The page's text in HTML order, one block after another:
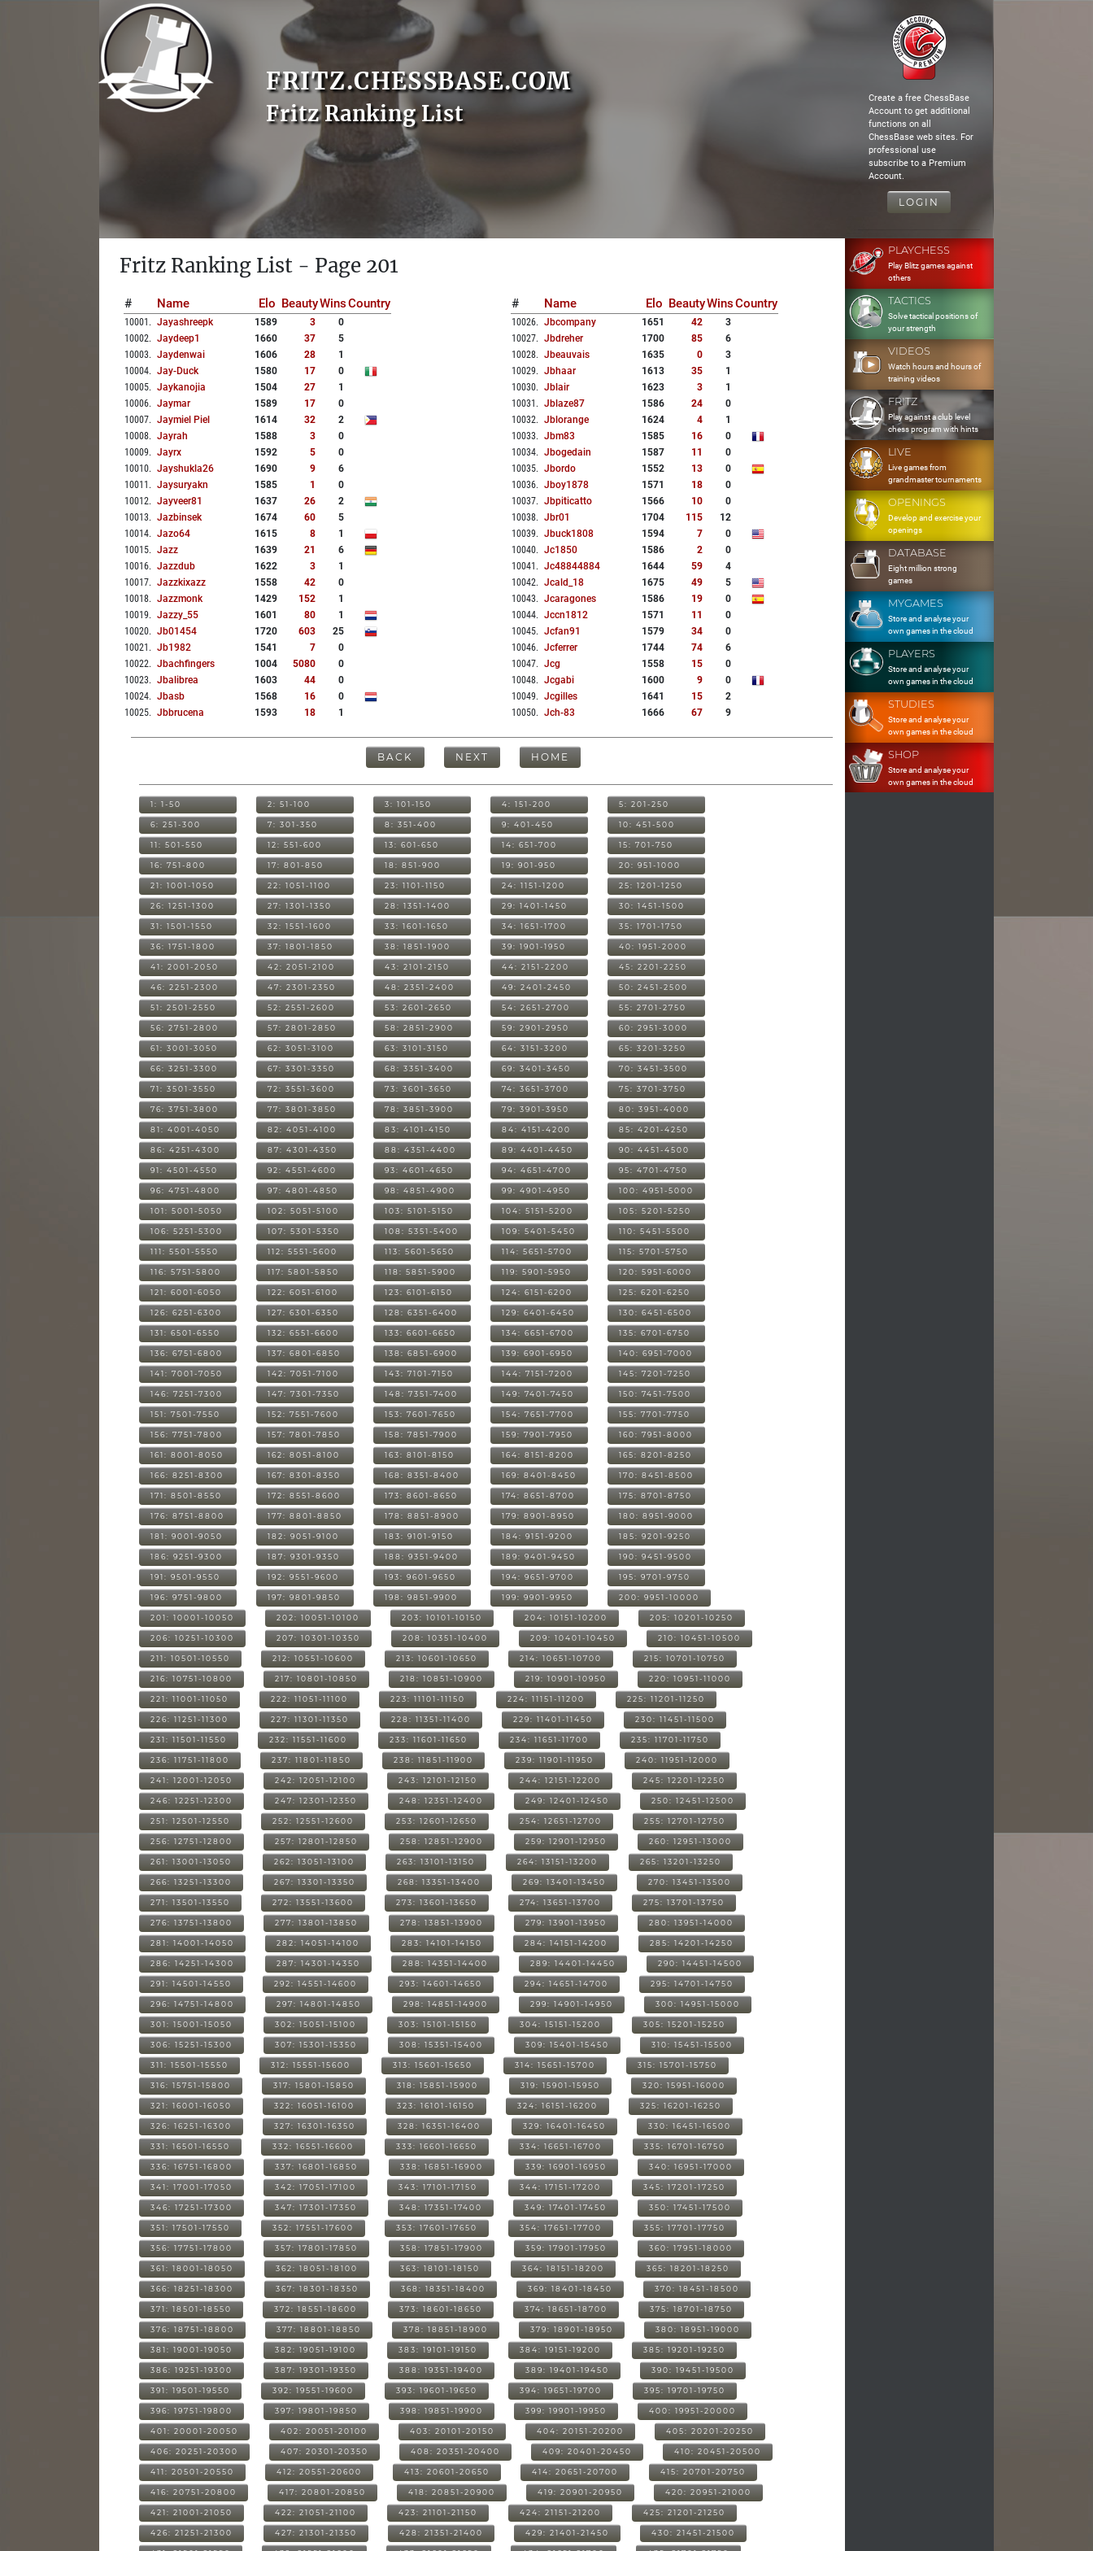
FRITZ.CHESSBASE.COM
Fritz Ranking List
Create a free ChessBase
Account to get additional
functions on all
ChessBase web sites. For
professional use
subscribe to a Premium
Account.
LOGIN
Fritz Ranking List - Page 201
# Name Elo BeautyWinsCountry
10001 . Jayashreepk 1589 3
0
10002. Jaydeep1 1660 37
5
10003. Jaydenwai 1606 28
1
10004. Jay-Duck 1580 17
0
10005. Jaykanojia 1504 27
1
10006. Jaymar 1589 17
0
10007. Jaymiel Piel 1614 32
2
10008. Jayrah 1588 3
0
10009. Jayrx 1592 5
0
10010. Jayshukla26 1690 9
6
10011 . Jaysuryakn 1585 1
0
10012. Jayveer81 1637 26
2
10013. Jazbinsek 1674 60
5
10014. Jazo64 1615 8
1
10015. Jazz 1639 21
6
10016. Jazzdub 1622 3
1
10017. Jazzkixazz 1558 42
0
10018. Jazzmonk 1429 152
1
10019. Jazzy_55 1601 80
1
10020. Jb01454 1720 603
25
10021 . Jb1982 1541 7
0
10022. Jbachfingers 1004 5080
0
10023. Jbalibrea 1603 44
0
10024. Jbasb 1568 16
0
10025. Jbbrucena 1593 18 1
# Name Elo BeautyWinsCountry
10026. Jbcompany 1651 42
3
10027. Jbdreher 1700 85
6
10028. Jbeauvais 1635 0
3
10029. Jbhaar 1613 35
1
10030. Jblair 1623 3
1
10031 . Jblaze87 1586 24
0
10032. Jblorange 1624 4
1
10033. Jbm83 1585 16
0
10034. Jbogedain 1587 11
0
10035. Jbordo 1552 13
0
10036. Jboy1878 1571 18
0
10037. Jbpiticatto 1566 10
0
10038. Jbr01 1704 115
12
10039. Jbuck1808 1594 7
0
10040. Jc1850 1586 2
0
10041 . Jc48844884 1644 59
4
10042. Jcald_18 1675 49
5
10043. Jcaragones 1586 19
0
10044. Jccn1812 1571 11
0
10045. Jcfan91 1579 34
0
10046. Jcferrer 1744 74
6
10047. Jcg 1558 15
0
10048. Jcgabi 1600 9
0
10049. Jcgilles 1641 15
2
10050. Jch-83 1666 67 9
BACK NEXT HOME
1: 1-50 2: 51-100 3: 101-150 4: 151-200 5: 201-250
6: 251-300 7: 301-350 8: 351-400 9: 401-450 10: 451-500
11: 501-550 12: 551-600 13: 601-650 14: 651-700 15: 701-750
16: 751-800 17: 801-850 18: 851-900 19: 901-950 20: 951-1000
21: 1001-1050 22: 1051-1100 23: 1101-1150 24: 1151-1200 25: 1201-1250
26: 1251-1300 27: 1301-1350 28: 1351-1400 29: 1401-1450 30: 1451-1500
31: 1501-1550 32: 1551-1600 33: 1601-1650 34: 1651-1700 35: 1701-1750
36: 1751-1800 37: 1801-1850 38: 1851-1900 39: 1901-1950 40: 1951-2000
41: 2001-2050 42: 2051-2100 43: 2101-2150 44: 2151-2200 45: 2201-2250
46: 2251-2300 47: 2301-2350 48: 2351-2400 49: 2401-2450 50: 2451-2500
51: 2501-2550 52: 2551-2600 53: 2601-2650 54: 2651-2700 55: 2701-2750
56: 2751-2800 57: 2801-2850 58: 2851-2900 59: 2901-2950 60: 2951-3000
61: 3001-3050 62: 3051-3100 63: 3101-3150 64: 3151-3200 65: 3201-3250
66: 3251-3300 67: 3301-3350 68: 3351-3400 69: 3401-3450 70: 3451-3500
71: 3501-3550 72: 3551-3600 73: 3601-3650 74: 3651-3700 75: 3701-3750
76: 3751-3800 77: 3801-3850 78: 3851-3900 79: 3901-3950 80: 3951-4000
81: 4001-4050 82: 4051-4100 83: 4101-4150 84: 4151-4200 85: 4201-4250
86: 4251-4300 87: 4301-4350 88: 4351-4400 89: 4401-4450 90: 4451-4500
91: 4501-4550 92: 4551-4600 93: 4601-4650 94: 4651-4700 95: 4701-4750
96: 4751-4800 97: 4801-4850 98: 4851-4900 99: 4901-4950 100: 4951-5000
101: 5001-5050 102: 5051-5100 103: 5101-5150 104: 5151-5200 105: 5201-5250
106: 5251-5300 107: 5301-5350 108: 5351-5400 109: 5401-5450 110: 5451-5500
111: 5501-5550 112: 5551-5600 113: 5601-5650 114: 5651-5700 115: 5701-5750
116: 5751-5800 117: 5801-5850 118: 5851-5900 119: 5901-5950 120: 5951-6000
121: 6001-6050 122: 6051-6100 123: 6101-6150 124: 6151-6200 125: 6201-6250
126: 6251-6300 127: 6301-6350 128: 6351-6400 129: 6401-6450 130: 6451-6500
131: 6501-6550 132: 6551-6600 133: 6601-6650 134: 6651-6700 135: 6701-6750
136: 6751-6800 137: 6801-6850 138: 6851-6900 139: 6901-6950 140: 6951-7000
141: 7001-7050 142: 7051-7100 143: 7101-7150 144: 7151-7200 145: 7201-7250
146: 7251-7300 147: 7301-7350 148: 7351-7400 149: 7401-7450 150: 7451-7500
151: 7501-7550 152: 7551-7600 153: 7601-7650 154: 7651-7700 155: 7701-7750
156: 7751-7800 157: 7801-7850 158: 7851-7900 159: 7901-7950 160: 7951-8000
161: 8001-8050 162: 8051-8100 163: 8101-8150 164: 8151-8200 165: 8201-8250
166: 8251-8300 167: 8301-8350 168: 8351-8400 169: 8401-8450 170: 8451-8500
171: 8501-8550 172: 8551-8600 173: 8601-8650 174: 8651-8700 175: 8701-8750
176: 8751-8800 177: 8801-8850 178: 8851-8900 179: 8901-8950 180: 8951-9000
181: 9001-9050 182: 9051-9100 183: 9101-9150 184: 9151-9200 185: 9201-9250
186: 9251-9300 187: 9301-9350 188: 9351-9400 189: 9401-9450 190: 9451-9500
191: 9501-9550 192: 9551-9600 193: 9601-9650 194: 9651-9700 195: 9701-9750
196: 9751-9800 197: 9801-9850 198: 9851-9900 199: 9901-9950 200: 9951-10000
201: 10001-10050 202: 10051-10100 203: 10101-10150 204: 10151-10200 205: 10201-10250
206: 10251-10300 207: 10301-10350 208: 10351-10400 209: 10401-10450 210: 10451-10500
211: 10501-10550 212: 10551-10600 213: 10601-10650 214: 10651-10700 215: 10701-10750
216: 10751-10800 217: 10801-10850 218: 10851-10900 219: 10901-10950 220: 10951-11000
221: 11001-11050 222: 11051-11100 223: 11101-11150 224: 11151-11200 225: 11201-11250
226: 11251-11300 227: 11301-11350 228: 11351-11400 229: 11401-11450 230: 11451-11500
231: 11501-11550 232: 11551-11600 233: 11601-11650 234: 11651-11700 235: 11701-11750
236: 11751-11800 237: 11801-11850 238: 11851-11900 239: 11901-11950 240: 11951-12000
241: 12001-12050 242: 12051-12100 243: 12101-12150 244: 12151-12200 245: 12201-12250
246: 12251-12300 247: 12301-12350 248: 12351-12400 249: 12401-12450 250: 12451-12500
251: 12501-12550 252: 12551-12600 253: 12601-12650 254: 12651-12700 255: 12701-12750
256: 12751-12800 257: 12801-12850 258: 12851-12900 259: 12901-12950 260: 12951-13000
261: 13001-13050 262: 13051-13100 263: 13101-13150 264: 13151-13200 265: 13201-13250
266: 13251-13300 267: 13301-13350 268: 13351-13400 269: 13401-13450 270: 13451-13500
271: 13501-13550 272: 13551-13600 273: 13601-13650 274: 13651-13700 275: 13701-13750
276: 13751-13800 277: 13801-13850 278: 13851-13900 279: 13901-13950 280: 13951-14000
281: 14001-14050 282: 14051-14100 283: 14101-14150 284: 14151-14200 285: 14201-14250
286: 14251-14300 287: 14301-14350 288: 14351-14400 289: 14401-14450 290: 14451-14500
291: 14501-14550 292: 14551-14600 293: 14601-14650 294: 14651-14700 295: 14701-14750
296: 14751-14800 297: 14801-14850 298: 14851-14900 299: 14901-14950 300: 14951-15000
301: 15001-15050 302: 15051-15100 303: 15101-15150 304: 15151-15200 305: 15201-15250
306: 15251-15300 307: 15301-15350 308: 15351-15400 309: 15401-15450 310: 15451-15500
311: 15501-15550 312: 15551-15600 313: 15601-15650 314: 15651-15700 315: 15701-15750
316: 15751-15800 317: 15801-15850 318: 15851-15900 319: 15901-15950 320: 15951-16000
321: 16001-16050 322: 16051-16100 323: 16101-16150 324: 16151-16200 325: 16201-16250
326: 16251-16300 327: 16301-16350 328: 16351-16400 329: 16401-16450 330: 16451-16500
331: 16501-16550 332: 16551-16600 333: 16601-16650 334: 16651-16700 335: 16701-16750
336: 16751-16800 337: 16801-16850 338: 16851-16900 339: 16901-16950 340: 16951-17000
341: 17001-17050 342: 17051-17100 343: 17101-17150 344: 17151-17200 345: 17201-17250
346: 17251-17300 347: 17301-17350 348: 17351-17400 349: 17401-17450 350: 17451-17500
351: 17501-17550 352: 17551-17600 353: 17601-17650 354: 17651-17700 355: 17701-17750
356: 17751-17800 357: 17801-17850 358: 17851-17900 359: 17901-17950 360: 17951-18000
361: 18001-18050 362: 18051-18100 363: 18101-18150 364: 18151-18200 365: 18201-18250
366: 18251-18300 367: 18301-18350 368: 18351-18400 369: 18401-18450 370: 18451-18500
371: 18501-18550 372: 18551-18600 373: 18601-18650 374: 18651-18700 375: 18701-18750
376: 18751-18800 377: 18801-18850 378: 18851-18900 379: 18901-18950 380: 18951-19000
381: 19001-19050 382: 19051-19100 383: 19101-19150 384: 19151-19200 385: 19201-19250
386: 19251-19300 387: 19301-19350 388: 19351-19400 389: 19401-19450 390: 19451-19500
391: 19501-19550 392: 19551-19600 393: 19601-19650 394: 19651-19700 395: 19701-19750
396: 19751-19800 397: 19801-19850 398: 19851-19900 399: 19901-19950 400: 19951-20000
401: 20001-20050 402: 20051-20100 403: 20101-20150 404: 20151-20200 405: 20201-20250
406: 20251-20300 407: 20301-20350 408: 20351-20400 409: 20401-20450 410: 20451-20500
411: 20501-20550 412: 20551-20600 413: 20601-20650 414: 20651-20700 415: 20701-20750
416: 20751-20800 417: 20801-20850 418: 20851-20900 419: 20901-20950 420: 20951-21000
421: 21001-21050 422: 21051-21100 423: 21101-21150 424: 21151-21200 425: 21201-21250
426: 21251-21300 427: 21301-21350 428: 21351-21400 429: 21401-21450 430: 21451-21500
PLAYCHESS
Play Blitz games against
others
TACTICS
Solve tactical positions of
your strength
VIDEOS
Watch hours and hours of
training videos
FRITZ
Play against a club level
chess program with hints
LIVE
Live games from
grandmaster tournaments
OPENINGS
Develop and exercise your
openings
DATABASE
Eight million strong
games
MYGAMES
Store and analyse your
own games in the cloud
PLAYERS
Store and analyse your
own games in the cloud
STUDIES
Store and analyse your
own games in the cloud
SHOP
Store and analyse your
own games in the cloud